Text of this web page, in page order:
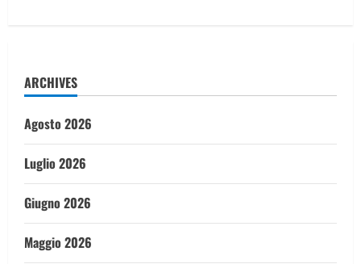
ARCHIVES
Agosto 2026
Luglio 2026
Giugno 2026
Maggio 2026